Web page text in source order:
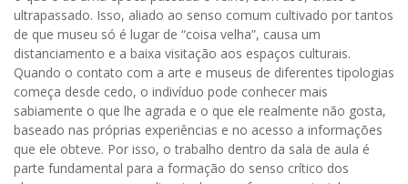
ultrapassado. Isso, aliado ao senso comum cultivado por tantos
de que museu só é lugar de “coisa velha”, causa um
distanciamento e a baixa visitação aos espaços culturais.
Quando o contato com a arte e museus de diferentes tipologias
começa desde cedo, o indivíduo pode conhecer mais
sabiamente o que lhe agrada e o que ele realmente não gosta,
baseado nas próprias experiências e no acesso a informações
que ele obteve. Por isso, o trabalho dentro da sala de aula é
parte fundamental para a formação do senso crítico dos